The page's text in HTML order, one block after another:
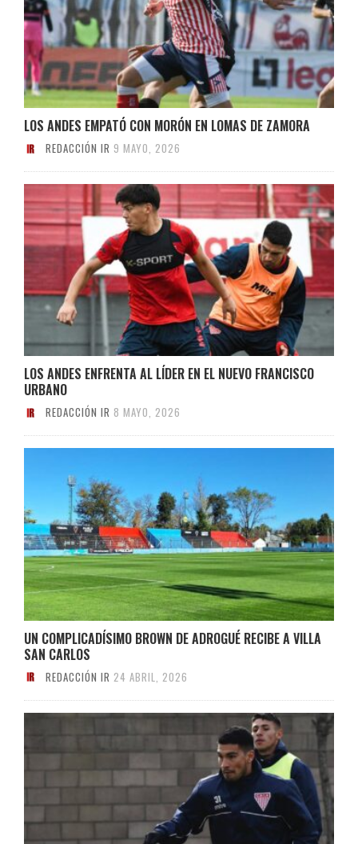
LOS ANDES EMPATÓ CON MORÓN EN LOMAS DE ZAMORA
REDACCIÓN IR 9 MAYO, 2026
LOS ANDES ENFRENTA AL LÍDER EN EL NUEVO FRANCISCO
URBANO
REDACCIÓN IR 8 MAYO, 2026
UN COMPLICADÍSIMO BROWN DE ADROGUÉ RECIBE A VILLA
SAN CARLOS
REDACCIÓN IR 24 ABRIL, 2026